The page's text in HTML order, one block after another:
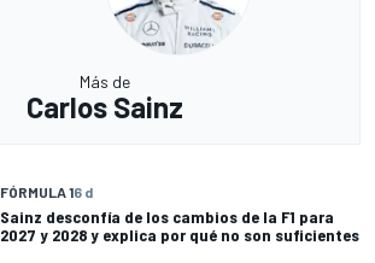
Más de
Carlos Sainz
FÓRMULA 16 d
Sainz desconfía de los cambios de la F1 para
2027 y 2028 y explica por qué no son suficientes